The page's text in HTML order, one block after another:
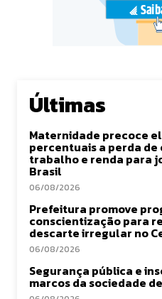
Últimas
Maternidade precoce
percentuais a perda
trabalho e renda para
Brasil
06/08/2026
Prefeitura promove
conscientização para
descarte irregular no
06/08/2026
Segurança pública e
marcos da sociedade